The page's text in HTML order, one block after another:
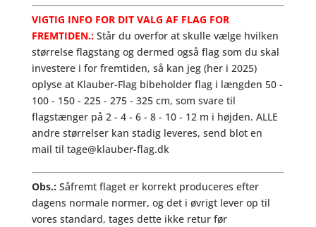
VIGTIG INFO FOR DIT VALG AF FLAG FOR
FREMTIDEN.:Står du overfor at skulle vælge hvilken
størrelse flagstang og dermed også flag som du skal
investere i for fremtiden, så kan jeg (her i 2025)
oplyse at Klauber-Flag bibeholder flag i længden 50 -
100 - 150 - 225 - 275 - 325 cm, som svare til
flagstænger på 2 - 4 - 6 - 8 - 10 - 12 m i højden. ALLE
andre størrelser kan stadig leveres, send blot en
mail til tage@klauber-flag.dk
Obs.: Såfremt flaget er korrekt produceres efter
dagens normale normer, og det i øvrigt lever op til
vores standard, tages dette ikke retur før